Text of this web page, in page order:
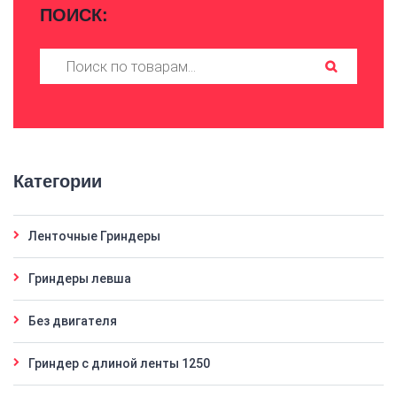
ПОИСК:
Искать:
Категории
Ленточные Гриндеры
Гриндеры левша
Без двигателя
Гриндер с длиной ленты 1250